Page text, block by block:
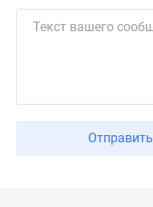
Отправить